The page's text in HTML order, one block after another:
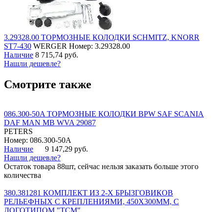
3.29328.00 ТОРМОЗНЫЕ КОЛОДКИ SCHMITZ, KNORR
ST7-430 WERGER Номер: 3.29328.00
Наличие 8 715,74 руб.
Нашли дешевле?
Смотрите также
086.300-50A ТОРМОЗНЫЕ КОЛОДКИ BPW SAF SCANIA
DAF MAN MB WVA 29087
PETERS
Номер: 086.300-50A
Наличие
9 147,29 руб.
Нашли дешевле?
Остаток товара 88шт, сейчас нельзя заказать больше этого
количества
380.381281 КОМПЛЕКТ ИЗ 2-Х БРЫЗГОВИКОВ
РЕЛЬЕФНЫХ С КРЕПЛЕНИЯМИ, 450Х300ММ, С
ЛОГОТИПОМ "ТСМ"